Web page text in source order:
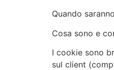
Quando
Cosa sono e
I cookie sono
sul client